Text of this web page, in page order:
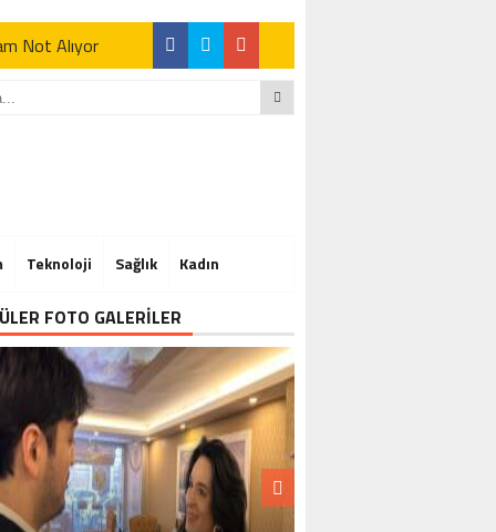
Not Alıyor
Not Alıyor
Teknoloji Sağlık Kadın
FOTO GALERİLER